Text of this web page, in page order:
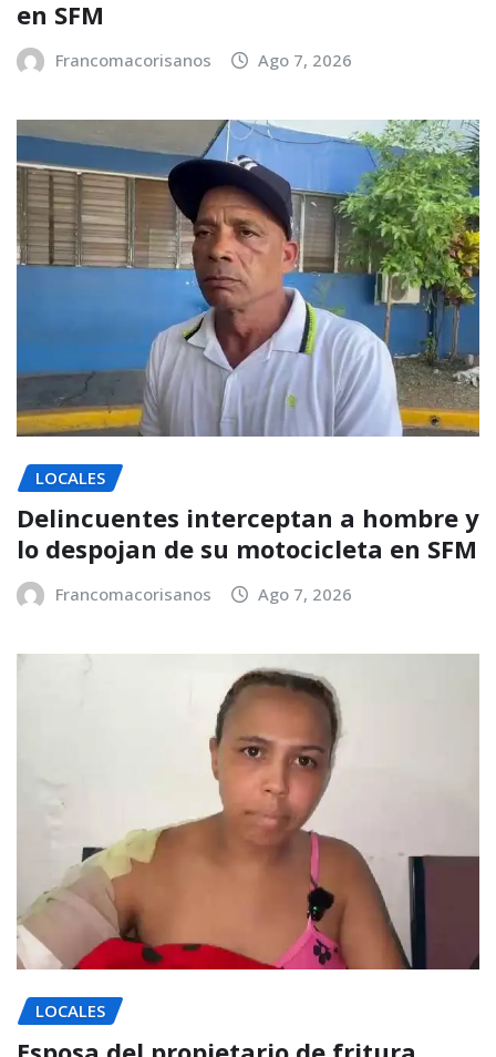
en SFM
Francomacorisanos Ago 7, 2026
LOCALES
Delincuentes interceptan a hombre y
lo despojan de su motocicleta en SFM
Francomacorisanos Ago 7, 2026
LOCALES